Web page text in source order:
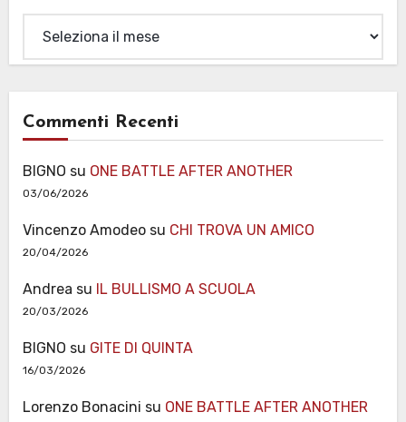
Commenti Recenti
BIGNO su ONE BATTLE AFTER ANOTHER
03/06/2026
Vincenzo Amodeosu CHI TROVA UN AMICO
20/04/2026
Andrea su IL BULLISMO A SCUOLA
20/03/2026
BIGNO su GITE DI QUINTA
16/03/2026
Lorenzo Bonacini su ONE BATTLE AFTER ANOTHER